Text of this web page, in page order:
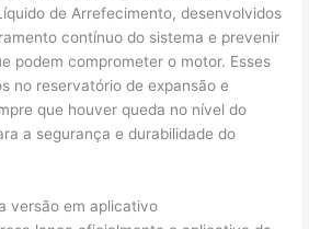
de Arrefecimento, desenvolvidos
contínuo do sistema e prevenir
podem comprometer o motor. Esses
no reservatório de expansão e
que houver queda no nível do
a segurança e durabilidade do
versão em aplicativo